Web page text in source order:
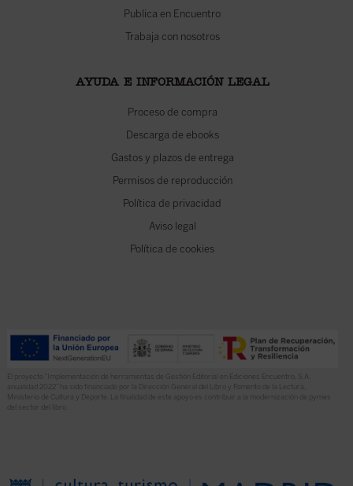
Publica en Encuentro
Trabaja con nosotros
AYUDA E INFORMACIÓN LEGAL
Proceso de compra
Descarga de ebooks
Gastos y plazos de entrega
Permisos de reproducción
Política de privacidad
Aviso legal
Política de cookies
El proyecto “Implementación de herramientas de Gestión Editorial en Ediciones Encuentro, S.A.
anualidad 2022” ha sido financiado por la Dirección General del Libro y Fomento de la Lectura,
Ministerio de Cultura y Deporte. La finalidad de este apoyo es contribuir a la modernización de pymes
del sector del libro.